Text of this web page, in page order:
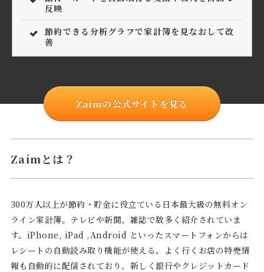
反映
節約できる分析グラフで家計簿を見なおして改
善
Zaimの公式サイトを見る
Zaimとは？
300万人以上が節約・貯金に役立ている日本最大級の無料オン
ライン家計簿。テレビや新聞、雑誌で数多く紹介されていま
す。iPhone, iPad ,Android といったスマートフォンからは
レシートの自動読み取り機能が使える。よく行くお店の特売情
報も自動的に配信されており、新しく銀行やクレジットカード